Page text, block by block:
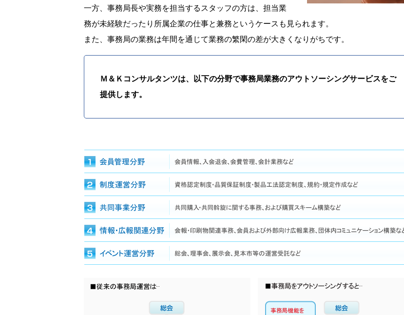
一方、事務局長や実務を担当するスタッフの方は、担当業
務が未経験だったり所属企業の仕事と兼務というケースも見られます。
また、事務局の業務は年間を通じて業務の繁閑の差が大きくなりがちです。
Ｍ＆Ｋコンサルタンツは、以下の分野で事務局業務のアウトソーシングサービスをご
提供します。